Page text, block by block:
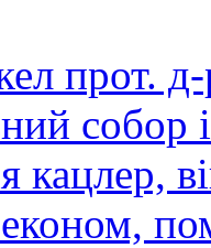
прот.
собор
кацлер,
економ,